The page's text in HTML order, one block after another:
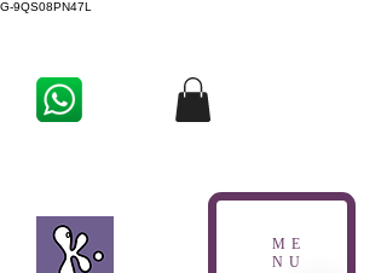
G-9QS08PN47L
ME
NU